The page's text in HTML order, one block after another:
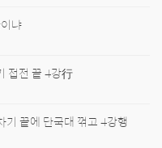
냐
접전 끝 4강行
기 끝에 단국대 꺾고 4강행